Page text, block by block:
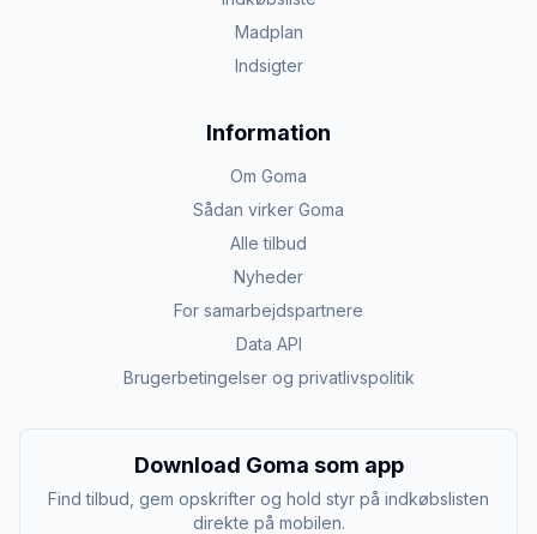
Madplan
Indsigter
Information
Om Goma
Sådan virker Goma
Alle tilbud
Nyheder
For samarbejdspartnere
Data API
Brugerbetingelser og privatlivspolitik
Download Goma som app
Find tilbud, gem opskrifter og hold styr på indkøbslisten
direkte på mobilen.